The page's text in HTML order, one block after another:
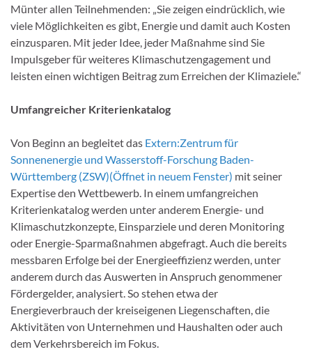
Münter allen Teilnehmenden: „Sie zeigen eindrücklich, wie
viele Möglichkeiten es gibt, Energie und damit auch Kosten
einzusparen. Mit jeder Idee, jeder Maßnahme sind Sie
Impulsgeber für weiteres Klimaschutzengagement und
leisten einen wichtigen Beitrag zum Erreichen der Klimaziele.“
Umfangreicher Kriterienkatalog
Von Beginn an begleitet das Extern:Zentrum für
Sonnenenergie und Wasserstoff-Forschung Baden-
Württemberg (ZSW)(Öffnet in neuem Fenster) mit seiner
Expertise den Wettbewerb. In einem umfangreichen
Kriterienkatalog werden unter anderem Energie- und
Klimaschutzkonzepte, Einsparziele und deren Monitoring
oder Energie-Sparmaßnahmen abgefragt. Auch die bereits
messbaren Erfolge bei der Energieeffizienz werden, unter
anderem durch das Auswerten in Anspruch genommener
Fördergelder, analysiert. So stehen etwa der
Energieverbrauch der kreiseigenen Liegenschaften, die
Aktivitäten von Unternehmen und Haushalten oder auch
dem Verkehrsbereich im Fokus.